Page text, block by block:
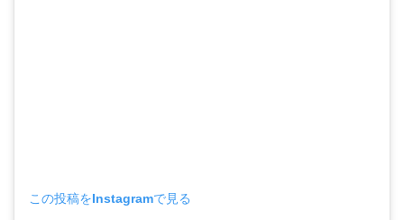
この投稿をInstagramで見る